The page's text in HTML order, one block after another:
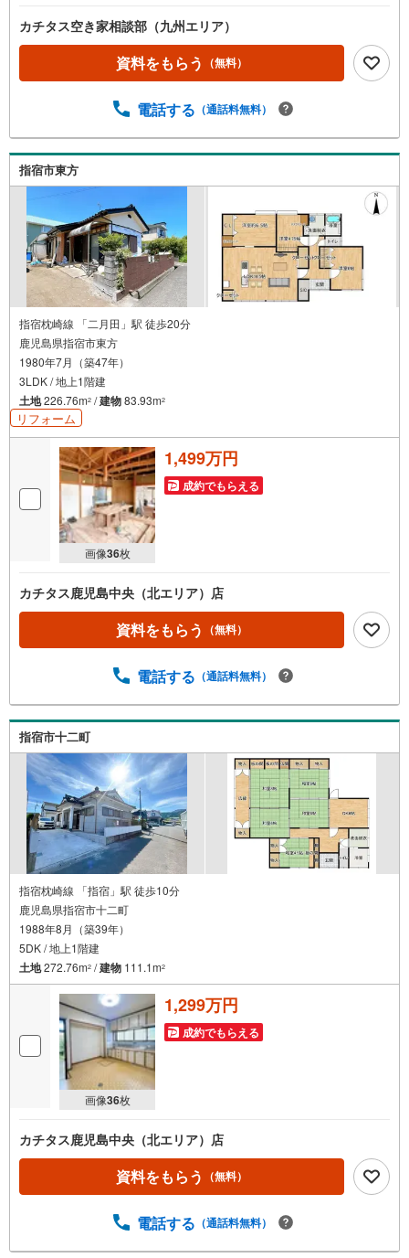
カチタス空き家相談部（九州エリア）
資料をもらう （無料）
電話する （通話料無料）
指宿市東方
指宿枕崎線 「二月田」駅 徒歩20分
鹿児島県指宿市東方
1980年7月（築47年）
3LDK / 地上1階建
土地226.76m2 /建物83.93m2
リフォーム
画像36枚
1,499万円
成約でもらえる
カチタス鹿児島中央（北エリア）店
資料をもらう （無料）
電話する （通話料無料）
指宿市十二町
指宿枕崎線 「指宿」駅 徒歩10分
鹿児島県指宿市十二町
1988年8月（築39年）
5DK / 地上1階建
土地272.76m2 /建物 111.1m2
画像36枚
1,299万円
成約でもらえる
カチタス鹿児島中央（北エリア）店
資料をもらう （無料）
電話する （通話料無料）